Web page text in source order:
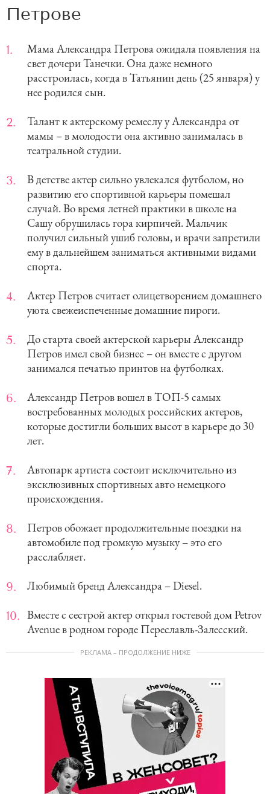
Петрове
Мама Александра Петрова ожидала появления на
свет дочери Танечки. Она даже немного
расстроилась, когда в Татьянин день (25 января) у
нее родился сын.
Талант к актерскому ремеслу у Александра от
мамы – в молодости она активно занималась в
театральной студии.
В детстве актер сильно увлекался футболом, но
развитию его спортивной карьеры помешал
случай. Во время летней практики в школе на
Сашу обрушилась гора кирпичей. Мальчик
получил сильный ушиб головы, и врачи запретили
ему в дальнейшем заниматься активными видами
спорта.
Актер Петров считает олицетворением домашнего
уюта свежеиспеченные домашние пироги.
До старта своей актерской карьеры Александр
Петров имел свой бизнес – он вместе с другом
занимался печатью принтов на футболках.
Александр Петров вошел в ТОП-5 самых
востребованных молодых российских актеров,
которые достигли больших высот в карьере до 30
лет.
Автопарк артиста состоит исключительно из
эксклюзивных спортивных авто немецкого
происхождения.
Петров обожает продолжительные поездки на
автомобиле под громкую музыку – это его
расслабляет.
Любимый бренд Александра – Diesel.
Вместе с сестрой актер открыл гостевой дом Petrov
Avenue в родном городе Переславль-Залесский.
РЕКЛАМА – ПРОДОЛЖЕНИЕ НИЖЕ